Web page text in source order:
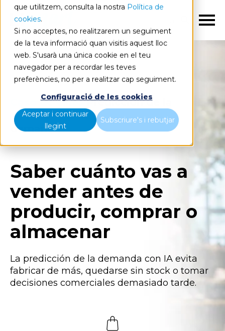
que utilitzem, consulta la nostra Política de
cookies.
Si no acceptes, no realitzarem un seguiment
de la teva informació quan visitis aquest lloc
web. S'usarà una única cookie en el teu
navegador per a recordar les teves
preferències, no per a realitzar cap seguiment.
Configuració de les cookies
Aceptar i continuar
llegint
Subscriure's i rebutjar
Caso de éxitoPredicción de la
demanda
Saber cuánto vas a
vender antes de
producir, comprar o
almacenar
La predicción de la demanda con IA evita
fabricar de más, quedarse sin stock o tomar
decisiones comerciales demasiado tarde.